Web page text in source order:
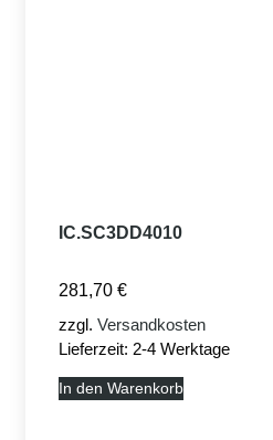
IC.SC3DD4010
281,70 €
zzgl. Versandkosten
Lieferzeit: 2-4 Werktage
In den Warenkorb